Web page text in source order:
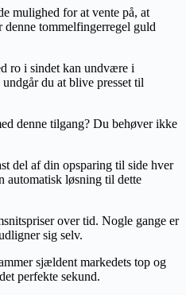
mulighed for at vente på, at
tommelfingerregel guld
ro i sindet kan undvære i
du at blive presset til
denne tilgang? Du behøver ikke
del af din opsparing til side hver
automatisk løsning til dette
over tid. Nogle gange er
sig selv.
sjældent markedets top og
perfekte sekund.